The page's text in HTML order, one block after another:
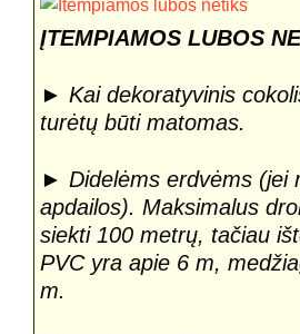
ĮTEMPIAMOS LUBOS
► Kai dekoratyvinis
turėtų būti matomas.
► Didelėms erdvėms (jei
apdailos). Maksimalus
siekti 100 metrų, tačiau
PVC yra apie 6 m,
m.